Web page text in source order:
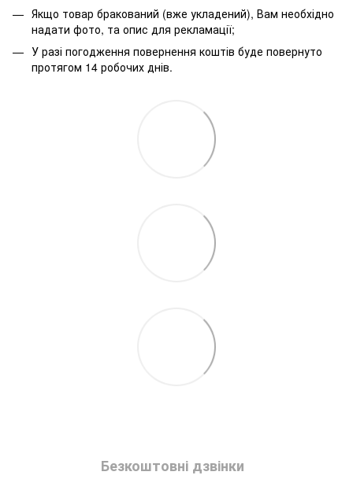
Якщо товар бракований (вже укладений), Вам необхідно
надати фото, та опис для рекламації;
У разі погодження повернення коштів буде повернуто
протягом 14 робочих днів.
Безкоштовні дзвінки